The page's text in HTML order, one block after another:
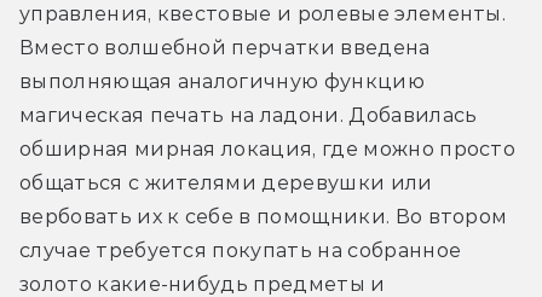
управления, квестовые и ролевые элементы.
Вместо волшебной перчатки введена
выполняющая аналогичную функцию
магическая печать на ладони. Добавилась
обширная мирная локация, где можно просто
общаться с жителями деревушки или
вербовать их к себе в помощники. Во втором
случае требуется покупать на собранное
золото какие-нибудь предметы и